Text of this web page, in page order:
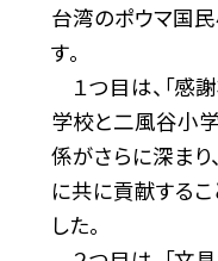
台湾のポウマ国
す。
１つ目は、「感
学校と二風谷小
係がさらに深ま
に共に貢献する
した。